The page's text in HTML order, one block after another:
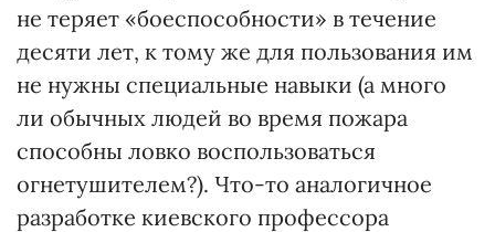
не теряет «боеспособности» в течение
десяти лет, к тому же для пользования им
не нужны специальные навыки (а много
ли обычных людей во время пожара
способны ловко воспользоваться
огнетушителем?). Что-то аналогичное
разработке киевского профессора